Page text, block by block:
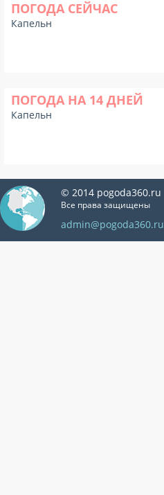
ПОГОДА СЕЙЧАС
Капельн
ПОГОДА НА 14 ДНЕЙ
Капельн
© 2014 pogoda360.ru
Все права защищены
admin@pogoda360.ru